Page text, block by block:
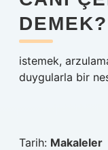
DEMEK?
istemek,
duygularla bir
Tarih: Makaleler